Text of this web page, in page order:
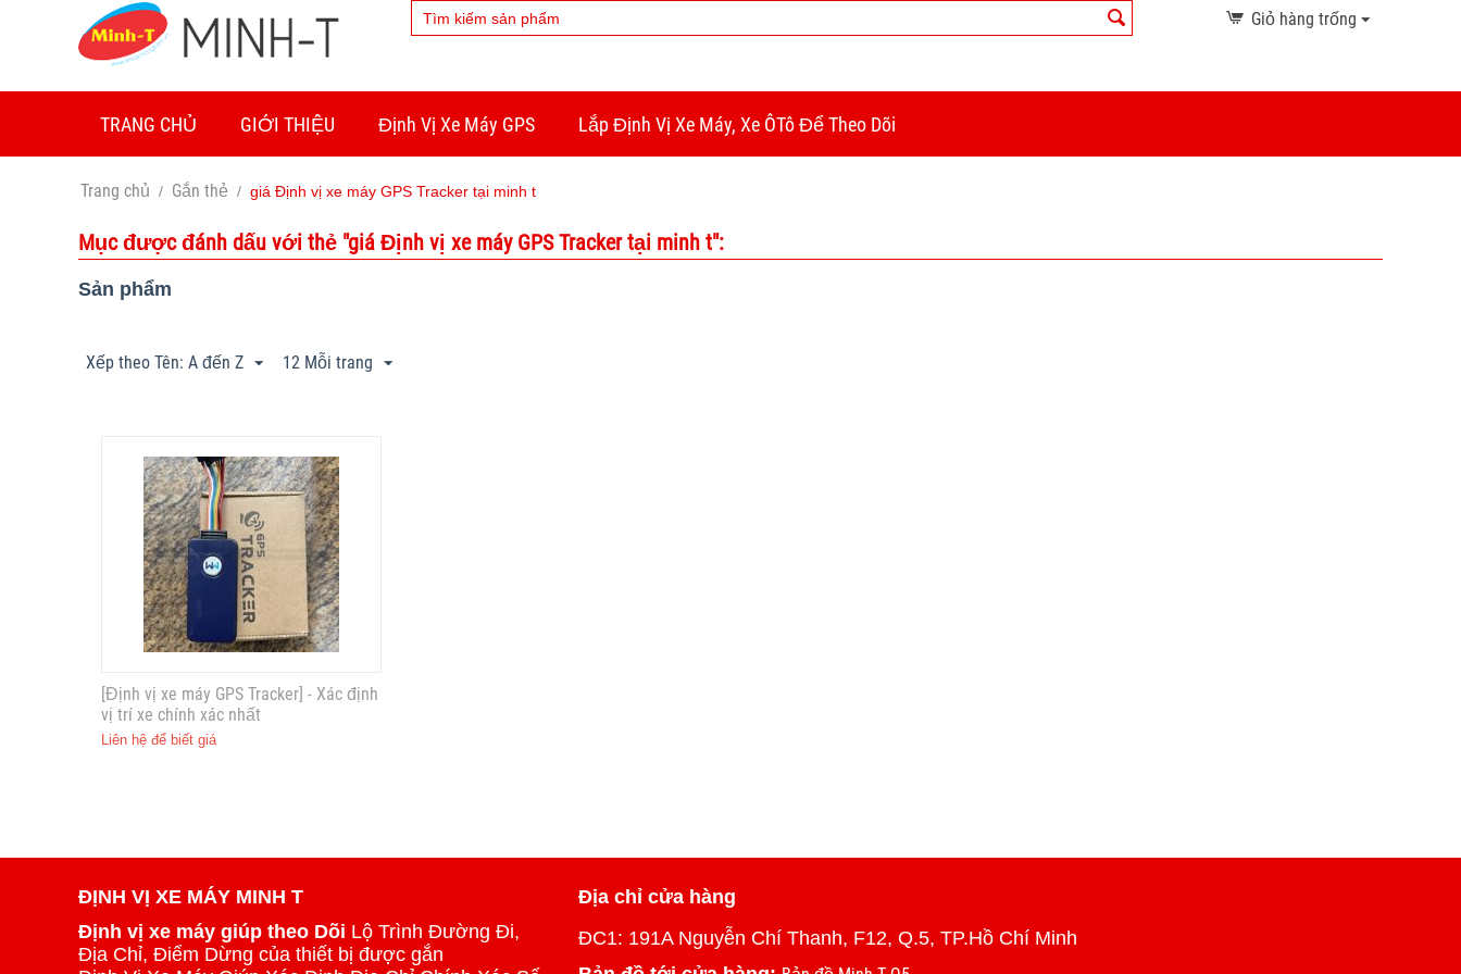
Giỏ hàng trống
TRANG CHỦ GIỚI THIỆU Định Vị Xe Máy GPS Lắp Định Vị Xe Máy, Xe ÔTô Để Theo Dõi
Trang chủ / Gắn thẻ / giá Định vị xe máy GPS Tracker tại minh t
Mục được đánh dấu với thẻ "giá Định vị xe máy GPS Tracker tại minh t":
Sản phẩm
Xếp theo Tên: A đến Z 12 Mỗi trang
[Định vị xe máy GPS Tracker] - Xác định
vị trí xe chính xác nhất
Liên hệ để biết giá
ĐỊNH VỊ XE MÁY MINH T
Định vị xe máy giúp theo Dõi Lộ Trình Đường Đi,
Địa Chỉ, Điểm Dừng của thiết bị được gắn
Địa chỉ cửa hàng
ĐC1: 191A Nguyễn Chí Thanh, F12, Q.5, TP.Hồ Chí Minh